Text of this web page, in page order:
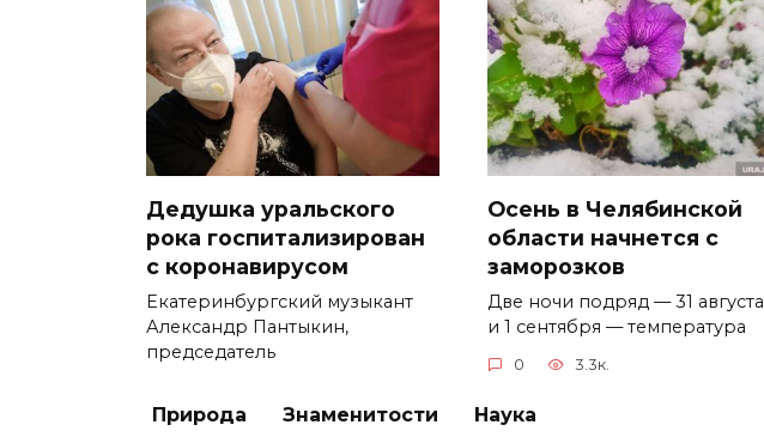
Дедушка уральского
рока госпитализирован
с коронавирусом
Екатеринбургский музыкант
Александр Пантыкин,
председатель
Осень в Челябинской
области начнется с
заморозков
Две ночи подряд — 31 августа
и 1 сентября — температура
0 3.3к.
Природа Знаменитости Наука